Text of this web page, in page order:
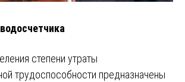
степени утраты
трудоспособности предназначены